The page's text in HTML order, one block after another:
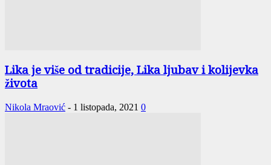
Lika je više od tradicije, Lika ljubav i kolijevka
života
Nikola Mraović - 1 listopada, 2021 0